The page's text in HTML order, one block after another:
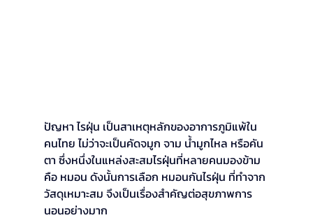
ปัญหา ไรฝุ่น เป็นสาเหตุหลักของอาการภูมิแพ้ใน
คนไทย ไม่ว่าจะเป็นคัดจมูก จาม น้ำมูกไหล หรือคัน
ตา ซึ่งหนึ่งในแหล่งสะสมไรฝุ่นที่หลายคนมองข้าม
คือ หมอน ดังนั้นการเลือก หมอนกันไรฝุ่น ที่ทำจาก
วัสดุเหมาะสม จึงเป็นเรื่องสำคัญต่อสุขภาพการ
นอนอย่างมาก